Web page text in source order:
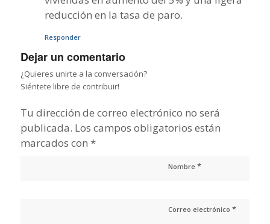
reducción en la tasa de paro.
Responder
Dejar un comentario
¿Quieres unirte a la conversación?
Siéntete libre de contribuir!
Tu dirección de correo electrónico no será
publicada. Los campos obligatorios están
marcados con *
Nombre *
Correo electrónico *